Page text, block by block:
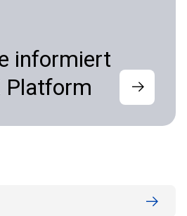
informiert
Platform